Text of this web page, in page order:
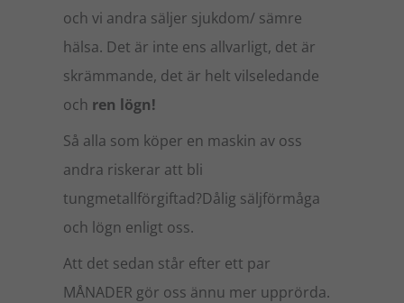
och vi andra säljer sjukdom/ sämre
hälsa. Det är inte ens allvarligt, det är
skrämmande, det är helt vilseledande
och ren lögn!
Så alla som köper en maskin av oss
andra riskerar att bli
tungmetallförgiftad?Dålig säljförmåga
och lögn enligt oss.
Att det sedan står efter ett par
MÅNADER gör oss ännu mer upprörda.